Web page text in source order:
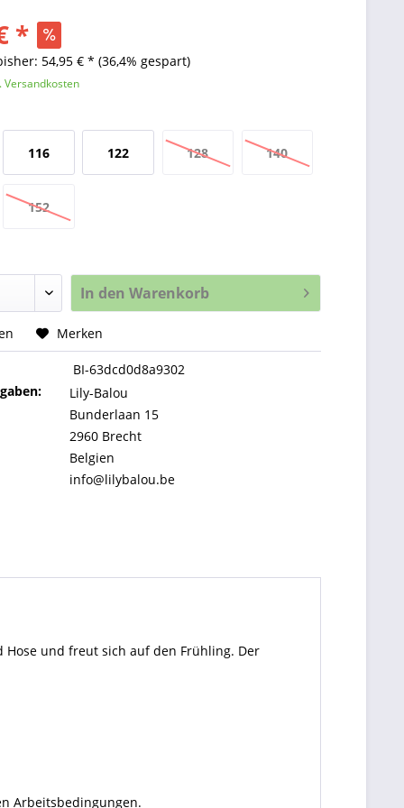
*
54,95 € * (36,4% gespart)
Versandkosten
116 122 128 140
152
In den Warenkorb
Merken
BI-63dcd0d8a9302
Lily-Balou
Bunderlaan 15
2960 Brecht
Belgien
info@lilybalou.be
Hose und freut sich auf den Frühling. Der
Arbeitsbedingungen.